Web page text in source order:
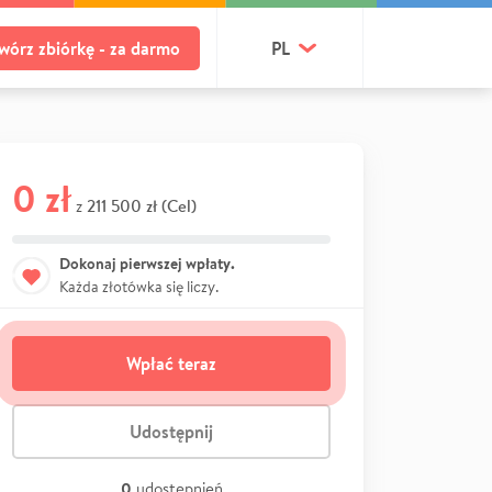
zbiórkę - za darmo PL
0 zł z 211 500 zł (Cel)
Dokonaj pierwszej wpłaty.
Każda złotówka się liczy.
Wpłać teraz
Udostępnij